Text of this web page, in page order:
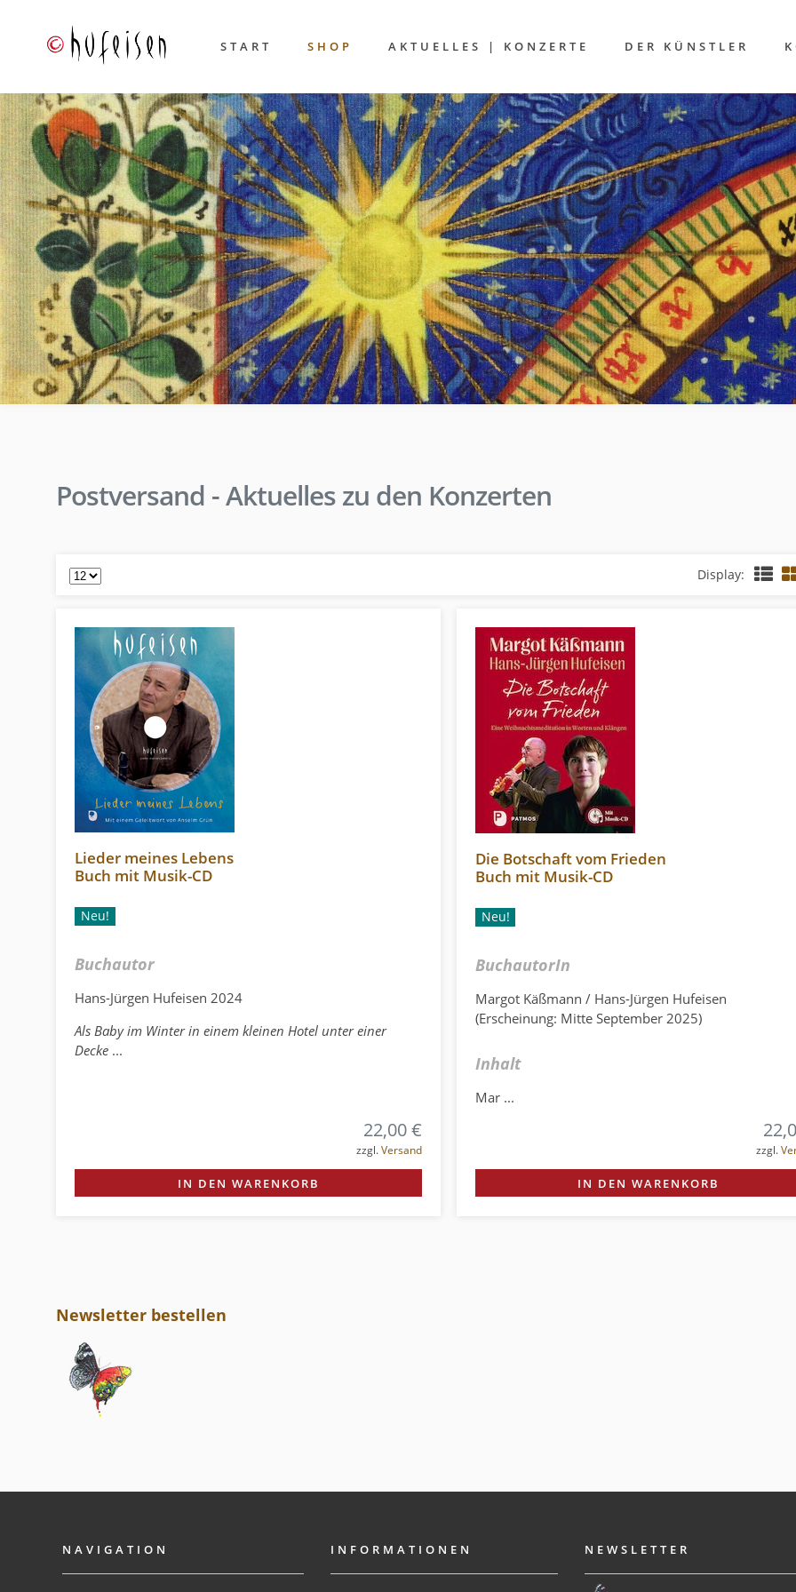
START SHOP AKTUELLES | KONZERTE DER KÜNSTLER
Postversand - Aktuelles zu den Konzerten
Display:
Lieder meines Lebens
Buch mit Musik-CD
Neu!
Buchautor
Hans-Jürgen Hufeisen 2024
Als Baby im Winter in einem kleinen Hotel unter einer
Decke ...
22,00 €
zzgl.Versand
IN DEN WARENKORB
Die Botschaft vom Frieden
Buch mit Musik-CD
Neu!
BuchautorIn
Margot Käßmann / Hans-Jürgen Hufeisen
(Erscheinung: Mitte September 2025)
Inhalt
Mar ...
zzgl.
IN DEN WARENKORB
Newsletter bestellen
NAVIGATION INFORMATIONEN NEWSLETTER